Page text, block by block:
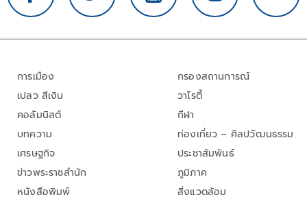
การเมือง
เปลว สีเงิน
คอลัมนิสต์
บทความ
เศรษฐกิจ
ข่าวพระราชสำนัก
หนังสือพิมพ์
กรองสถานการณ์
วาไรตี้
กีฬา
ท่องเที่ยว – ศิลปวัฒนธรรม
ประชาสัมพันธ์
ภูมิภาค
สิ่งแวดล้อม